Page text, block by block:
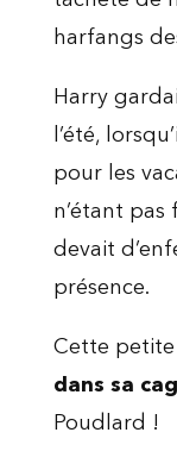
harfangs
Harry
l’été,
pour les
n’étant pas
devait
présence.
Cette
dans sa
Poudlard !